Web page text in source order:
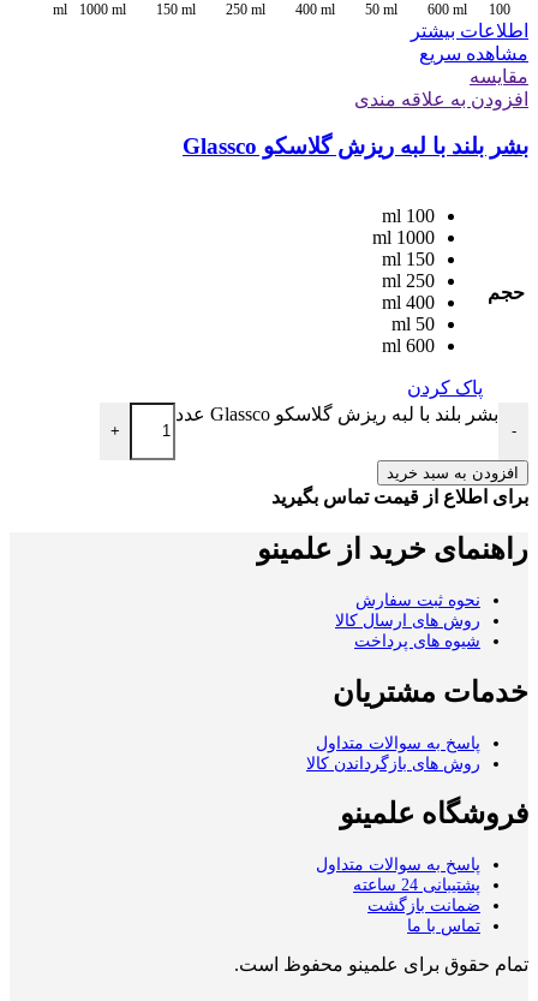
100 ml
1000 ml 150 ml 250 ml 400 ml 50 ml 600 ml
اطلاعات بیشتر
مشاهده سریع
مقایسه
افزودن به علاقه مندی
بشر بلند با لبه ریزش گلاسکو Glassco
حجم
100 ml
1000 ml
150 ml
250 ml
400 ml
50 ml
600 ml
پاک کردن
-
بشر بلند با لبه ریزش گلاسکو Glassco عدد
+
افزودن به سبد خرید
برای اطلاع از قیمت تماس بگیرید
راهنمای خرید از علمینو
نحوه ثبت سفارش
روش های ارسال کالا
شیوه های پرداخت
خدمات مشتریان
پاسخ به سوالات متداول
روش های بازگرداندن کالا
فروشگاه علمینو
پاسخ به سوالات متداول
پشتیبانی 24 ساعته
ضمانت بازگشت
تماس با ما
تمام حقوق برای علمینو محفوظ است.